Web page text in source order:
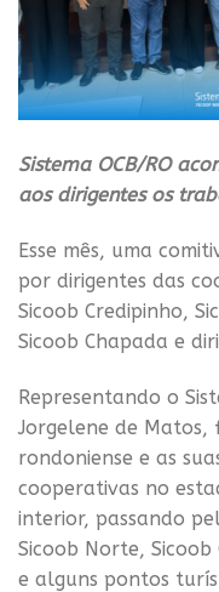
Sistema OCB/RO
aos dirigentes os
Esse mês, uma
por dirigentes das
Sicoob Credipinho,
Sicoob Chapada e
Representando o
Jorgelene de
rondoniense e as
cooperativas no
interior, passando
Sicoob Norte, Sicoob
e alguns pontos